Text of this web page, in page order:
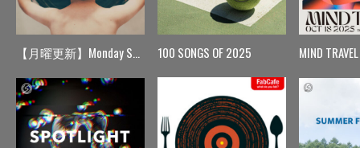
【月曜更新】Monday Spin 100 SONGS OF 2025 MIND TRAVEL